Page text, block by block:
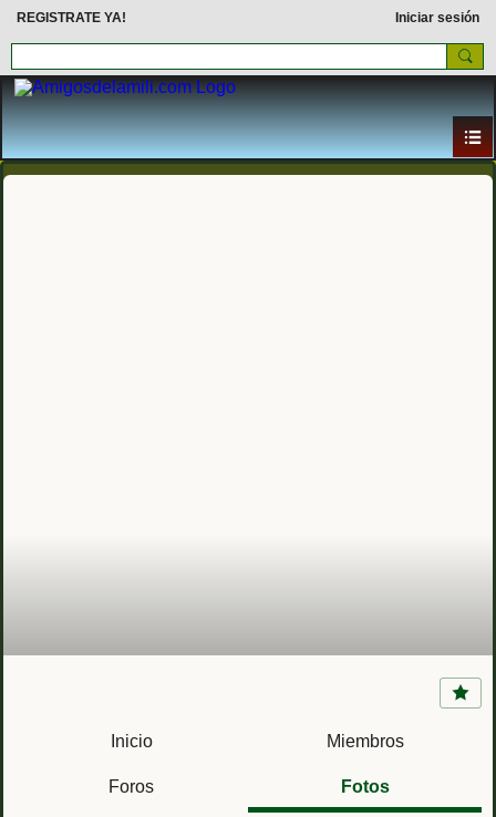
REGISTRATE YA! Iniciar sesión
Cuartel Molino Payá (Alcoy, Alicante) GLC III
Grupo Ligero de Caballería III
Inicio Miembros
Foros Fotos